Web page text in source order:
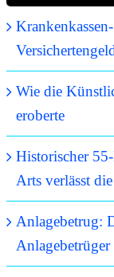
Wie die
eroberte
Historischer
Arts verlässt
Anlagebetrug:
Anlagebetrüger